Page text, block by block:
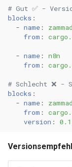
# Gut ✅ -
blocks :
- name :
zammad
from :
- name :
n8n
from :
# Schlecht ❌ -
blocks :
- name :
zammad
from :
version :